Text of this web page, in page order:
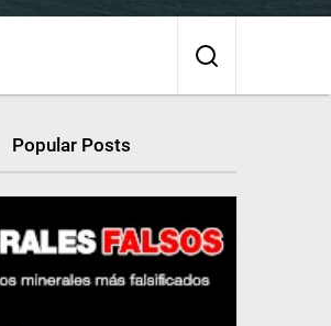
Popular Posts